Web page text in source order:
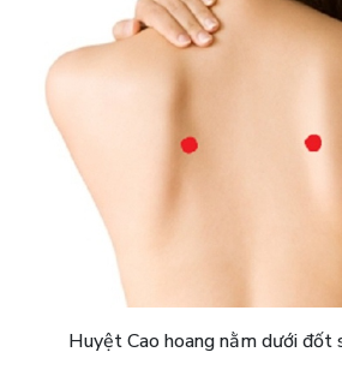
Huyệt Cao hoang nằm dưới đốt